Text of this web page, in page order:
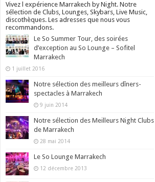
Vivez l expérience Marrakech by Night. Notre
sélection de Clubs, Lounges, Skybars, Live Music,
discothèques. Les adresses que nous vous
recommandons.
Le So Summer Tour, des soirées
d’exception au So Lounge – Sofitel
Marrakech
1 juillet 2016
Notre sélection des meilleurs dîners-
spectacles à Marrakech
9 juin 2014
Notre sélection des Meilleurs Night Clubs
de Marrakech
28 mai 2014
Le So Lounge Marrakech
12 décembre 2013